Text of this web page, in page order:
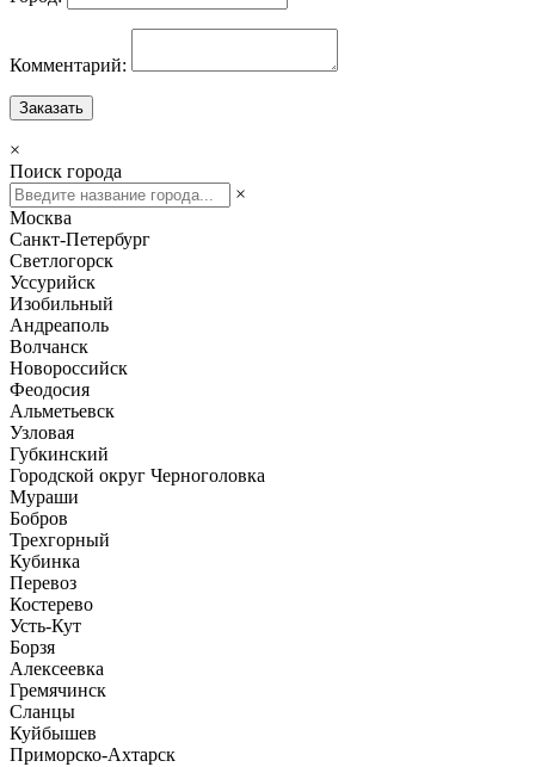
Комментарий:
Заказать
×
Поиск города
×
Москва
Санкт-Петербург
Светлогорск
Уссурийск
Изобильный
Андреаполь
Волчанск
Новороссийск
Феодосия
Альметьевск
Узловая
Губкинский
Городской округ Черноголовка
Мураши
Бобров
Трехгорный
Кубинка
Перевоз
Костерево
Усть-Кут
Борзя
Алексеевка
Гремячинск
Сланцы
Куйбышев
Приморско-Ахтарск